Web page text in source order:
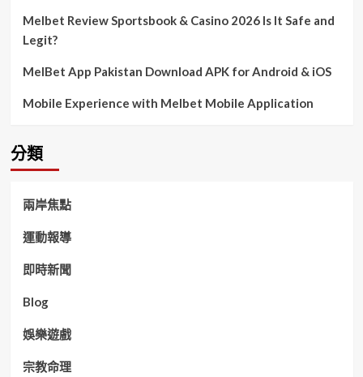
Melbet Review Sportsbook & Casino 2026 Is It Safe and
Legit?
MelBet App Pakistan Download APK for Android & iOS
Mobile Experience with Melbet Mobile Application
分類
兩岸焦點
運動報導
即時新聞
Blog
娛樂遊戲
宗教命理